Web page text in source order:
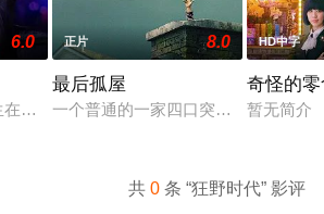
6.0
一次教师派对上死亡后，安德莉亚·吉布
正片 8.0
最后孤屋
一个普通的一家四口突遭诡异变故，
HD中字
奇怪的
暂无简介
共0 条 “狂野时代” 影评